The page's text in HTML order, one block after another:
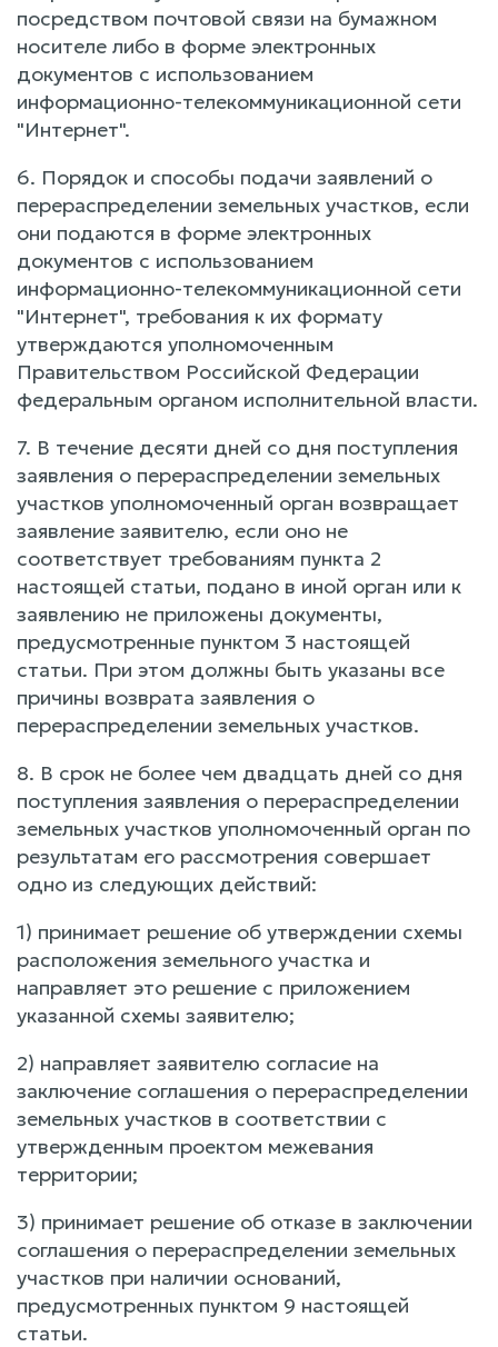
посредством почтовой связи на бумажном
носителе либо в форме электронных
документов с использованием
информационно-телекоммуникационной сети
"Интернет".
6. Порядок и способы подачи заявлений о
перераспределении земельных участков, если
они подаются в форме электронных
документов с использованием
информационно-телекоммуникационной сети
"Интернет", требования к их формату
утверждаются уполномоченным
Правительством Российской Федерации
федеральным органом исполнительной власти.
7. В течение десяти дней со дня поступления
заявления о перераспределении земельных
участков уполномоченный орган возвращает
заявление заявителю, если оно не
соответствует требованиям пункта 2
настоящей статьи, подано в иной орган или к
заявлению не приложены документы,
предусмотренные пунктом 3 настоящей
статьи. При этом должны быть указаны все
причины возврата заявления о
перераспределении земельных участков.
8. В срок не более чем двадцать дней со дня
поступления заявления о перераспределении
земельных участков уполномоченный орган по
результатам его рассмотрения совершает
одно из следующих действий:
1) принимает решение об утверждении схемы
расположения земельного участка и
направляет это решение с приложением
указанной схемы заявителю;
2) направляет заявителю согласие на
заключение соглашения о перераспределении
земельных участков в соответствии с
утвержденным проектом межевания
территории;
3) принимает решение об отказе в заключении
соглашения о перераспределении земельных
участков при наличии оснований,
предусмотренных пунктом 9 настоящей
статьи.